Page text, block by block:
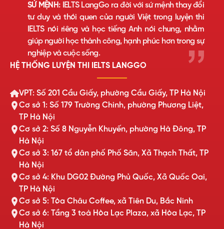
SỨ MỆNH:IELTS LangGo ra đời với sứ mệnh thay đổi
tư duy và thói quen của người Việt trong luyện thi
IELTS nói riêng và học tiếng Anh nói chung, nhằm
giúp người học thành công, hạnh phúc hơn trong sự
nghiệp và cuộc sống.
HỆ THỐNG LUYỆN THI IELTS LANGGO
VPT: Số 201 Cầu Giấy, phường Cầu Giấy, TP Hà Nội
Cơ sở 1: Số 179 Trường Chinh, phường Phương Liệt,
TP Hà Nội
Cơ sở 2: Số 8 Nguyễn Khuyến, phường Hà Đông, TP
Hà Nội
Cơ sở 3: 167 tổ dân phố Phố Săn, Xã Thạch Thất, TP
Hà Nội
Cơ sở 4: Khu DG02 Đường Phủ Quốc, Xã Quốc Oai,
TP Hà Nội
Cơ sở 5: Tòa Châu Coffee, xã Tiên Du, Bắc Ninh
Cơ sở 6: Tầng 3 toà Hòa Lạc Plaza, xã Hòa Lạc, TP
Hà Nội